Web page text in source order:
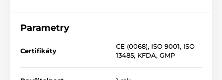
Parametry
Certifikáty
CE (0068), ISO 9001, ISO
13485, KFDA, GMP